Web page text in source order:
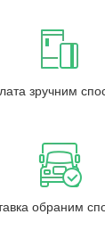
зручним
обраним